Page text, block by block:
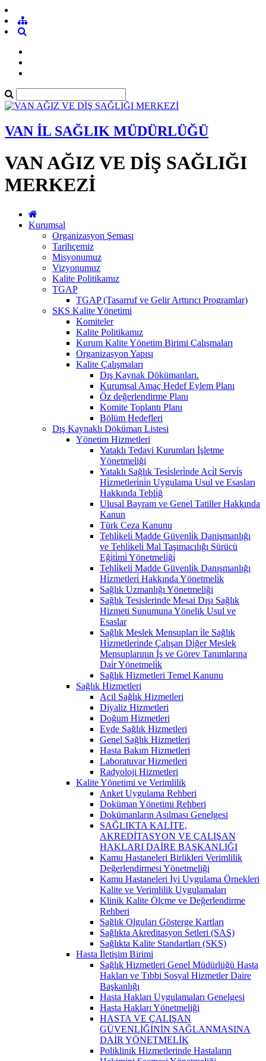
VAN İL SAĞLIK MÜDÜRLÜĞÜ
VAN AĞIZ VE DİŞ SAĞLIĞI
MERKEZİ
Kurumsal
Organizasyon Şeması
Tarihçemiz
Misyonumuz
Vizyonumuz
Kalite Politikamız
TGAP
TGAP (Tasarruf ve Gelir Arttırıcı Programlar)
SKS Kalite Yönetimi
Komiteler
Kalite Politikamız
Kurum Kalite Yönetim Birimi Çalışmaları
Organizasyon Yapısı
Kalite Çalışmaları
Dış Kaynak Dökümanları.
Kurumsal Amaç Hedef Eylem Planı
Öz değerlendirme Planı
Komite Toplantı Planı
Bölüm Hedefleri
Dış Kaynaklı Döküman Listesi
Yönetim Hizmetleri
Yataklı Tedavi Kurumları İşletme
Yönetmeliği
Yataklı Sağlık Tesi̇sleri̇nde Aci̇l Servi̇s
Hi̇zmetleri̇ni̇n Uygulama Usul ve Esasları
Hakkında Tebli̇ğ
Ulusal Bayram ve Genel Tatiller Hakkında
Kanun
Türk Ceza Kanunu
Tehli̇keli̇ Madde Güvenli̇k Danişmanlığı
ve Tehli̇keli̇ Mal Taşımacılığı Sürücü
Eği̇ti̇mi̇ Yönetmeli̇ği̇
Tehli̇keli̇ Madde Güvenli̇k Danışmanlığı
Hi̇zmetleri̇ Hakkında Yönetmeli̇k
Sağlık Uzmanlığı Yönetmeliği
Sağlık Tesislerinde Mesai Dışı Sağlık
Hizmeti Sunumuna Yönelik Usul ve
Esaslar
Sağlık Meslek Mensupları i̇le Sağlık
Hi̇zmetleri̇nde Çalışan Di̇ğer Meslek
Mensuplarının İş ve Görev Tanımlarına
Dai̇r Yönetmeli̇k
Sağlık Hizmetleri Temel Kanunu
Sağlık Hizmetleri
Acil Sağlık Hizmetleri
Diyaliz Hizmetleri
Doğum Hizmetleri
Evde Sağlık Hizmetleri
Genel Sağlık Hizmetleri
Hasta Bakım Hizmetleri
Laboratuvar Hizmetleri
Radyoloji Hizmetleri
Kalite Yönetimi ve Verimlilik
Anket Uygulama Rehberi
Doküman Yönetimi Rehberi
Dokümanların Asılması Genelgesi
SAĞLIKTA KALİTE,
AKREDİTASYON VE ÇALIŞAN
HAKLARI DAİRE BAŞKANLIĞI
Kamu Hastaneleri Birlikleri Verimlilik
Değerlendirmesi Yönetmeliği
Kamu Hastaneleri İyi Uygulama Örnekleri
Kalite ve Verimlilik Uygulamaları
Klinik Kalite Ölçme ve Değerlendirme
Rehberi
Sağlık Olguları Gösterge Kartları
Sağlıkta Akreditasyon Setleri (SAS)
Sağlıkta Kalite Standartları (SKS)
Hasta İletişim Birimi
Sağlık Hizmetleri Genel Müdürlüğü Hasta
Hakları ve Tıbbi Sosyal Hizmetler Daire
Başkanlığı
Hasta Hakları Uygulamaları Genelgesi
Hasta Hakları Yönetmeliği
HASTA VE ÇALIŞAN
GÜVENLİĞİNİN SAĞLANMASINA
DAİR YÖNETMELİK
Poliklinik Hizmetlerinde Hastaların